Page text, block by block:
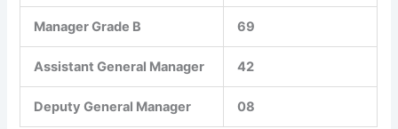
Manager Grade B 69
Assistant General Manager 42
Deputy General Manager 08